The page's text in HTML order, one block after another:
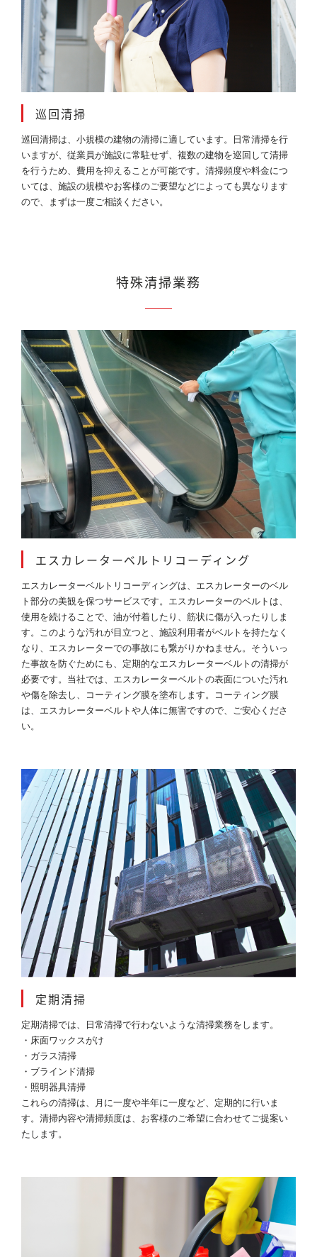
巡回清掃
巡回清掃は、小規模の建物の清掃に適しています。日常清掃を行
いますが、従業員が施設に常駐せず、複数の建物を巡回して清掃
を行うため、費用を抑えることが可能です。清掃頻度や料金につ
いては、施設の規模やお客様のご要望などによっても異なります
ので、まずは一度ご相談ください。
特殊清掃業務
エスカレーターベルトリコーディング
エスカレーターベルトリコーディングは、エスカレーターのベル
ト部分の美観を保つサービスです。エスカレーターのベルトは、
使用を続けることで、油が付着したり、筋状に傷が入ったりしま
す。このような汚れが目立つと、施設利用者がベルトを持たなく
なり、エスカレーターでの事故にも繋がりかねません。そういっ
た事故を防ぐためにも、定期的なエスカレーターベルトの清掃が
必要です。当社では、エスカレーターベルトの表面についた汚れ
や傷を除去し、コーティング膜を塗布します。コーティング膜
は、エスカレーターベルトや人体に無害ですので、ご安心くださ
い。
定期清掃
定期清掃では、日常清掃で行わないような清掃業務をします。
・床面ワックスがけ
・ガラス清掃
・ブラインド清掃
・照明器具清掃
これらの清掃は、月に一度や半年に一度など、定期的に行いま
す。清掃内容や清掃頻度は、お客様のご希望に合わせてご提案い
たします。